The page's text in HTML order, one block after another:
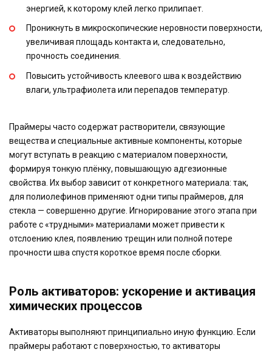
энергией, к которому клей легко прилипает.
Проникнуть в микроскопические неровности поверхности,
увеличивая площадь контакта и, следовательно,
прочность соединения.
Повысить устойчивость клеевого шва к воздействию
влаги, ультрафиолета или перепадов температур.
Праймеры часто содержат растворители, связующие
вещества и специальные активные компоненты, которые
могут вступать в реакцию с материалом поверхности,
формируя тонкую плёнку, повышающую адгезионные
свойства. Их выбор зависит от конкретного материала: так,
для полиолефинов применяют одни типы праймеров, для
стекла — совершенно другие. Игнорирование этого этапа при
работе с «трудными» материалами может привести к
отслоению клея, появлению трещин или полной потере
прочности шва спустя короткое время после сборки.
Роль активаторов: ускорение и активация
химических процессов
Активаторы выполняют принципиально иную функцию. Если
праймеры работают с поверхностью, то активаторы